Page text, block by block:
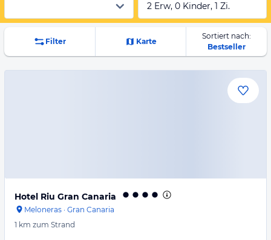
2 Erw, 0 Kinder, 1 Zi.
Filter Karte
Sortiert nach:
Bestseller
Hotel Riu Gran Canaria
Meloneras · Gran Canaria
1 km zum Strand